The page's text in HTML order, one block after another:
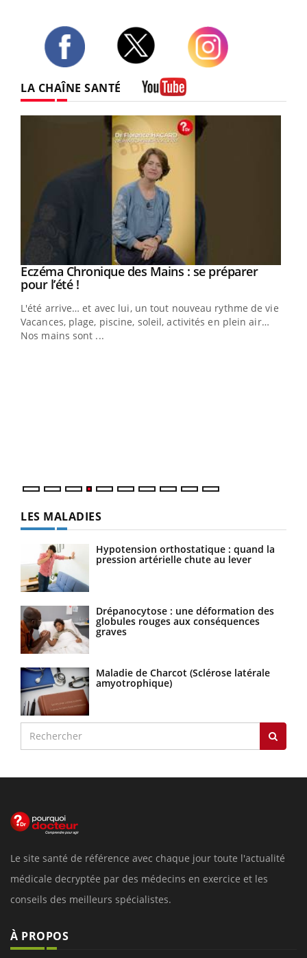
LA CHAÎNE SANTÉ
Youtube
Eczéma Chronique des Mains : se préparer
pour l’été !Youtube
L'été arrive… et avec lui, un tout nouveau rythme de vie !
Vacances, plage, piscine, soleil, activités en plein air…
Nos mains sont ...
LES MALADIES
Hypotension orthostatique : quand la
pression artérielle chute au lever
Drépanocytose : une déformation des
globules rouges aux conséquences
graves
Maladie de Charcot (Sclérose latérale
amyotrophique)
Le site santé de référence avec chaque jour toute l'actualité
médicale decryptée par des médecins en exercice et les
conseils des meilleurs spécialistes.
À PROPOS